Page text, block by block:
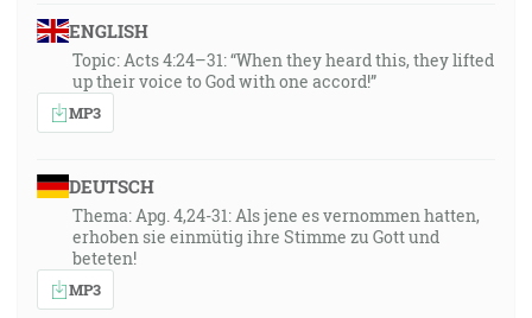
ENGLISH
Topic: Acts 4:24–31: “When they heard this, they lifted
up their voice to God with one accord!”
MP3
DEUTSCH
Thema: Apg. 4,24-31: Als jene es vernommen hatten,
erhoben sie einmütig ihre Stimme zu Gott und
beteten!
MP3